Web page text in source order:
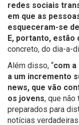
redes sociais
em que as
esqueceram-se
E, portanto, estão
concreto, do dia-a-
Além disso, “com
a um incremento
news, que vão
os jovens, que não
preparados para
notícias